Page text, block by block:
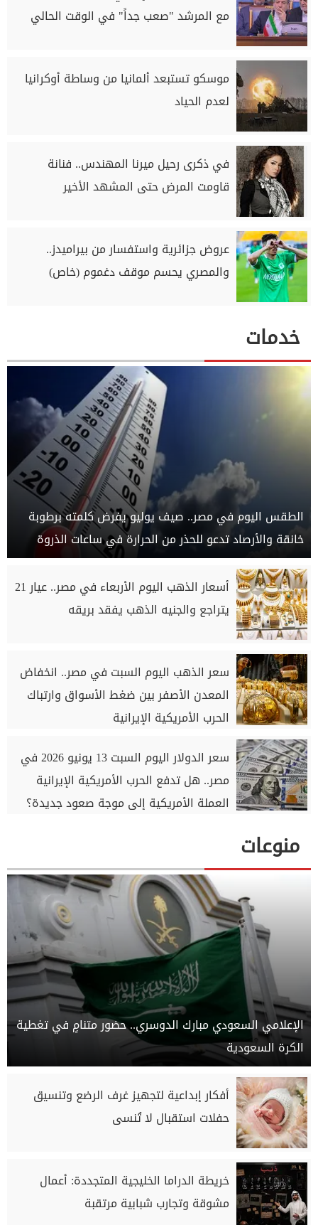
مع المرشد "صعب جداً" في الوقت الحالي
موسكو تستبعد ألمانيا من وساطة أوكرانيا
لعدم الحياد
في ذكرى رحيل ميرنا المهندس.. فنانة
قاومت المرض حتى المشهد الأخير
عروض جزائرية واستفسار من بيراميدز..
والمصري يحسم موقف دغموم (خاص)
خدمات
الطقس اليوم في مصر.. صيف يوليو يفرض كلمته برطوبة
خانقة والأرصاد تدعو للحذر من الحرارة في ساعات الذروة
أسعار الذهب اليوم الأربعاء في مصر.. عيار 21
يتراجع والجنيه الذهب يفقد بريقه
سعر الذهب اليوم السبت في مصر.. انخفاض
المعدن الأصفر بين ضغط الأسواق وارتباك
الحرب الأمريكية الإيرانية
سعر الدولار اليوم السبت 13 يونيو 2026 في
مصر.. هل تدفع الحرب الأمريكية الإيرانية
العملة الأمريكية إلى موجة صعود جديدة؟
منوعات
الإعلامي السعودي مبارك الدوسري.. حضور متنامٍ في تغطية
الكرة السعودية
أفكار إبداعية لتجهيز غرف الرضع وتنسيق
حفلات استقبال لا تُنسى
خريطة الدراما الخليجية المتجددة: أعمال
مشوقة وتجارب شبابية مرتقبة